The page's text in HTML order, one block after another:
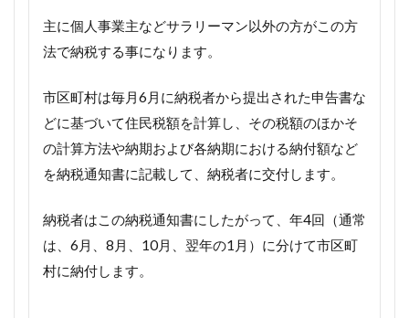
主に個人事業主などサラリーマン以外の方がこの方
法で納税する事になります。
市区町村は毎月6月に納税者から提出された申告書な
どに基づいて住民税額を計算し、その税額のほかそ
の計算方法や納期および各納期における納付額など
を納税通知書に記載して、納税者に交付します。
納税者はこの納税通知書にしたがって、年4回（通常
は、6月、8月、10月、翌年の1月）に分けて市区町
村に納付します。